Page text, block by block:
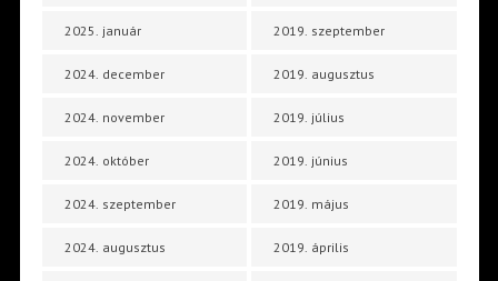
2025. január
2024. december
2024. november
2024. október
2024. szeptember
2024. augusztus
2019. szeptember
2019. augusztus
2019. július
2019. június
2019. május
2019. április